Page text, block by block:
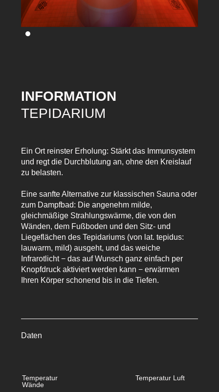
INFORMATION
TEPIDARIUM
Ein Ort reinster Erholung: Stärkt das Immunsystem
und regt die Durchblutung an, ohne den Kreislauf
zu belasten.
Eine sanfte Alternative zur klassischen Sauna oder
zum Dampfbad: Die angenehm milde,
gleichmäßige Strahlungswärme, die von den
Wänden, dem Fußboden und den Sitz- und
Liegeflächen des Tepidariums (von lat. tepidus:
lauwarm, mild) ausgeht, und das weiche
Infrarotlicht − das auf Wunsch ganz einfach per
Knopfdruck aktiviert werden kann − erwärmen
Ihren Körper schonend bis in die Tiefen.
Daten
Temperatur
Wände
Temperatur Luft